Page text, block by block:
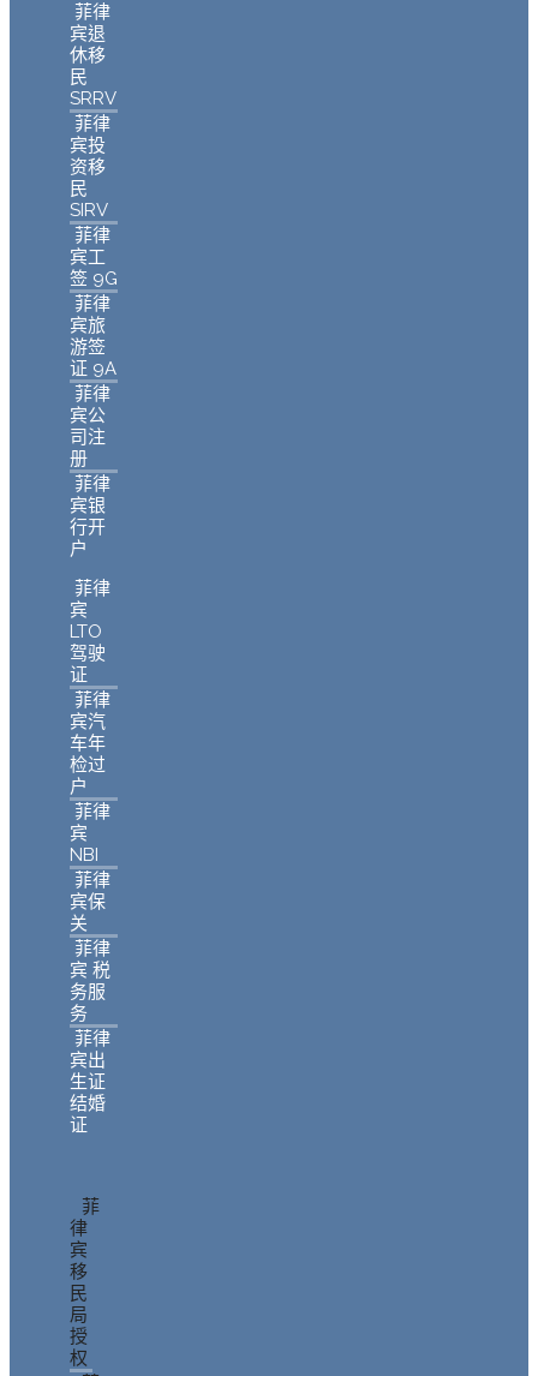
菲律
宾退
休移
民
SRRV
菲律
宾投
资移
民
SIRV
菲律
宾工
签 9G
菲律
宾旅
游签
证 9A
菲律
宾公
司注
册
菲律
宾银
行开
户
菲律
宾
LTO
驾驶
证
菲律
宾汽
车年
检过
户
菲律
宾
NBI
菲律
宾保
关
菲律
宾 税
务服
务
菲律
宾出
生证
结婚
证
菲
律
宾
移
民
局
授
权